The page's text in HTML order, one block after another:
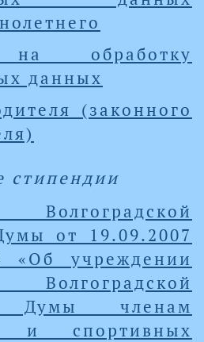
на обработку
данных
(законного
стипендии
от 19.09.2007
учреждении
Волгоградской
Думы членам
и спортивных